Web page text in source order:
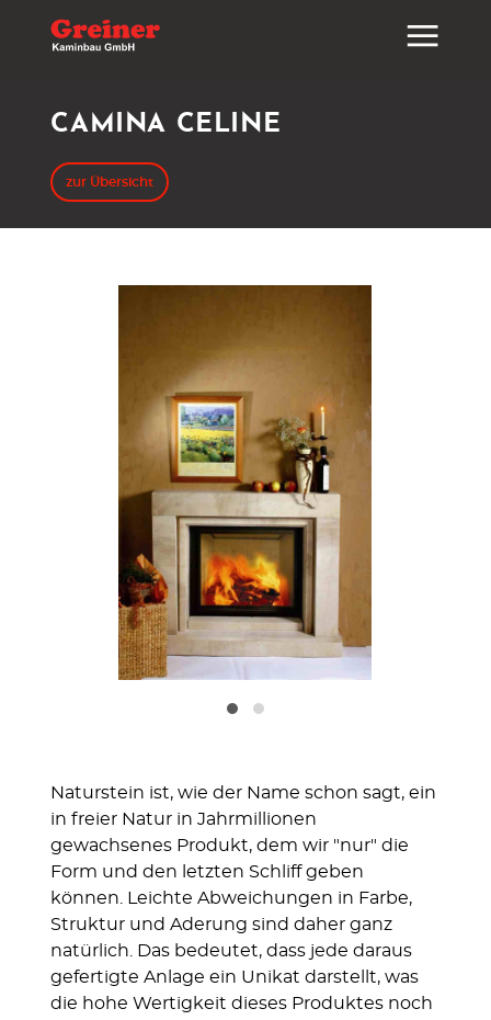
CAMINA CELINE
zur Übersicht
Naturstein ist, wie der Name schon sagt, ein
in freier Natur in Jahrmillionen
gewachsenes Produkt, dem wir "nur" die
Form und den letzten Schliff geben
können. Leichte Abweichungen in Farbe,
Struktur und Aderung sind daher ganz
natürlich. Das bedeutet, dass jede daraus
gefertigte Anlage ein Unikat darstellt, was
die hohe Wertigkeit dieses Produktes noch